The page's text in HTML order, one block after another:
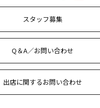
スタッフ募集
Q＆A／お問い合わせ
出店に関するお問い合わせ